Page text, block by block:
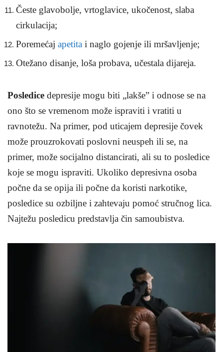
Česte glavobolje, vrtoglavice, ukočenost, slaba
cirkulacija;
Poremećaj apetita i naglo gojenje ili mršavljenje;
Otežano disanje, loša probava, učestala dijareja.
Posledice depresije mogu biti „lakše” i odnose se na
ono što se vremenom može ispraviti i vratiti u
ravnotežu. Na primer, pod uticajem depresije čovek
može prouzrokovati poslovni neuspeh ili se, na
primer, može socijalno distancirati, ali su to posledice
koje se mogu ispraviti. Ukoliko depresivna osoba
počne da se opija ili počne da koristi narkotike,
posledice su ozbiljne i zahtevaju pomoć stručnog lica.
Najtežu posledicu predstavlja čin samoubistva.